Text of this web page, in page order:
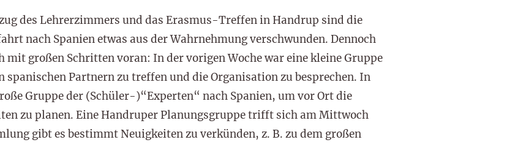
des Lehrerzimmers und das Erasmus-Treffen in Handrup sind die
nach Spanien etwas aus der Wahrnehmung verschwunden. Dennoch
mit großen Schritten voran: In der vorigen Woche war eine kleine Gruppe
spanischen Partnern zu treffen und die Organisation zu besprechen. In
Gruppe der (Schüler-)“Experten“ nach Spanien, um vor Ort die
zu planen. Eine Handruper Planungsgruppe trifft sich am Mittwoch
gibt es bestimmt Neuigkeiten zu verkünden, z. B. zu dem großen